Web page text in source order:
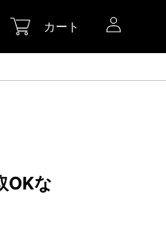
カート
OKな